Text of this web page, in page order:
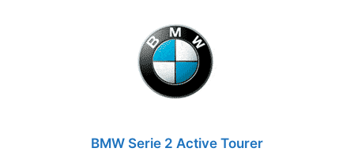
BMW Serie 2 Active Tourer